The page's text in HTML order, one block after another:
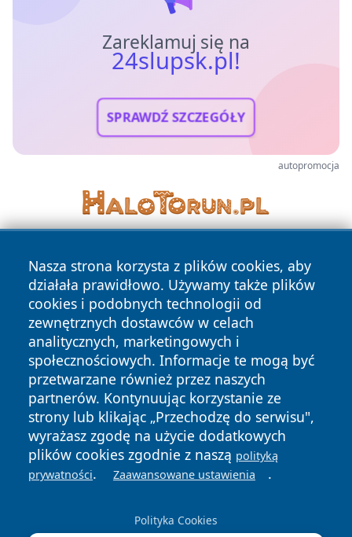
Zareklamuj się na
24slupsk.pl!
SPRAWDŹ SZCZEGÓŁY
autopromocja
Nasza strona korzysta z plików cookies, aby
działała prawidłowo. Używamy także plików
cookies i podobnych technologii od
zewnętrznych dostawców w celach
analitycznych, marketingowych i
społecznościowych. Informacje te mogą być
przetwarzane również przez naszych
partnerów. Kontynuując korzystanie ze
strony lub klikając „Przechodzę do serwisu",
wyrażasz zgodę na użycie dodatkowych
plików cookies zgodnie z naszą polityką
prywatności. Zaawansowane ustawienia .
Polityka Cookies
Copyright © 2026 24slupsk.pl Wszystkie prawa zastrzeżone.
News Autorzy
Polityka
Prywatności
Polityka
Cookies